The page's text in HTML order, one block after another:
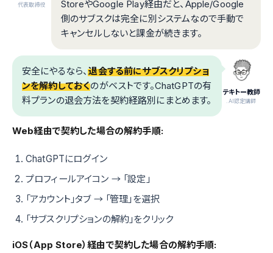
代表取締役
StoreやGoogle Play経由だと、Apple/Google
側のサブスクは完全に別システムなので手動で
キャンセルしないと課金が続きます。
テキトー教師
.AI認定講師
安全にやるなら、退会する前にサブスクリプショ
ンを解約しておくのがベストです。ChatGPTの有
料プランの退会方法を契約経路別にまとめます。
Web経由で契約した場合の解約手順:
ChatGPTにログイン
プロフィールアイコン → 「設定」
「アカウント」タブ → 「管理」を選択
「サブスクリプションの解約」をクリック
iOS（App Store）経由で契約した場合の解約手順: